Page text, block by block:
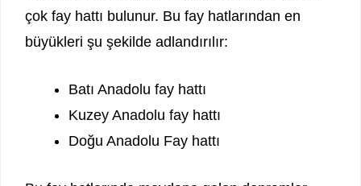
çok fay hattı bulunur. Bu fay hatlarından en
büyükleri şu şekilde adlandırılır:
Batı Anadolu fay hattı
Kuzey Anadolu fay hattı
Doğu Anadolu Fay hattı